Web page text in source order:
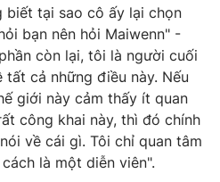
897 897
biết tại sao cô ấy lại chọn
bạn nên hỏi Maiwenn" -
còn lại, tôi là người cuối
cả những điều này. Nếu
giới này cảm thấy ít quan
công khai này, thì đó chính
về cái gì. Tôi chỉ quan tâm
là một diễn viên".